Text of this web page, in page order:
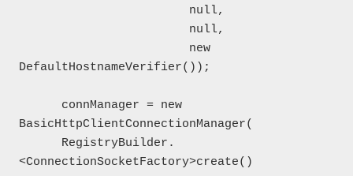
DefaultHostnameVerifier());
BasicHttpClientConnectionManager(
<ConnectionSocketFactory>create()